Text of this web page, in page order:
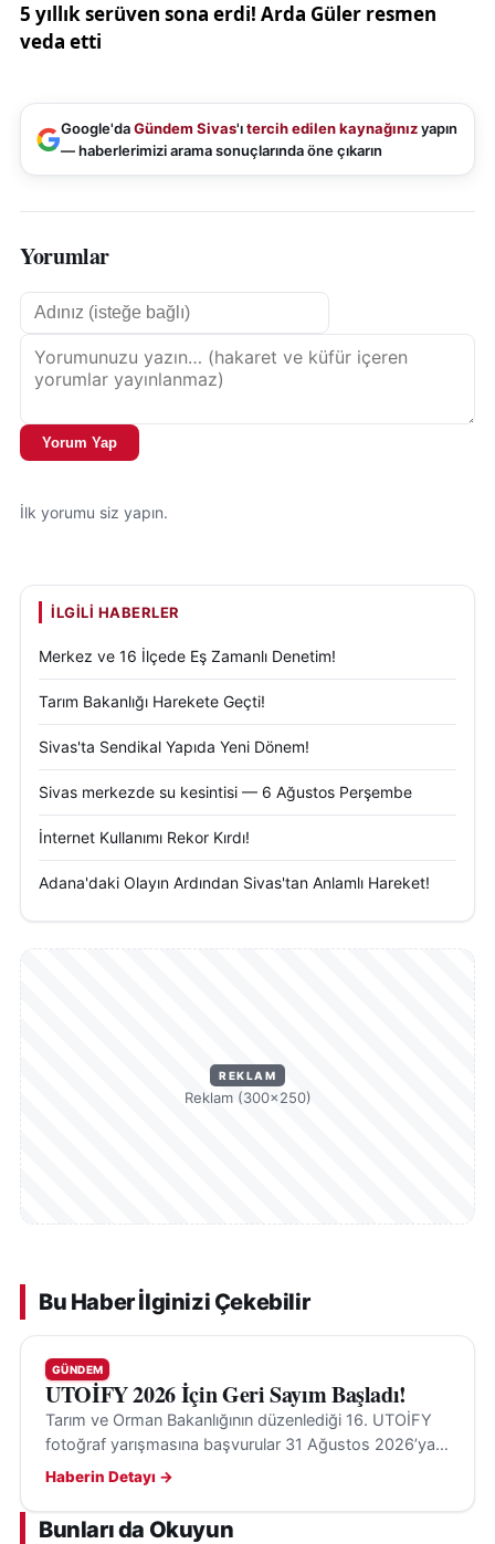
Google'daGündem Sivas'ıtercih edilen kaynağınızyapın
— haberlerimizi arama sonuçlarında öne çıkarın
Yorumlar
Yorum Yap
İlk yorumu siz yapın.
İLGILI HABERLER
Merkez ve 16 İlçede Eş Zamanlı Denetim!
Tarım Bakanlığı Harekete Geçti!
Sivas'ta Sendikal Yapıda Yeni Dönem!
Sivas merkezde su kesintisi — 6 Ağustos Perşembe
İnternet Kullanımı Rekor Kırdı!
Adana'daki Olayın Ardından Sivas'tan Anlamlı Hareket!
REKLAM
Reklam (300×250)
Bu Haber İlginizi Çekebilir
GÜNDEM
UTOİFY 2026 İçin Geri Sayım Başladı!
Tarım ve Orman Bakanlığının düzenlediği 16. UTOİFY
fotoğraf yarışmasına başvurular 31 Ağustos 2026’ya
kadar sürüyor; tarım, doğa ve insan temaları öne
Haberin Detayı →
Bunları da Okuyun